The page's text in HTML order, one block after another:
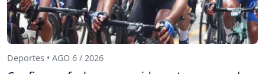
Deportes • AGO 6 / 2026